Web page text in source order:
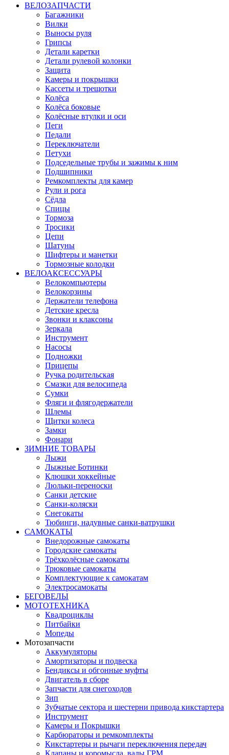
ВЕЛОЗАПЧАСТИ
Багажники
Вилки
Выносы руля
Грипсы
Детали каретки
Детали рулевой колонки
Защита
Камеры и покрышки
Кассеты и трещотки
Колёса
Колёса боковые
Колёсные втулки и оси
Пеги
Педали
Переключатели
Петухи
Подседельные трубы и зажимы к ним
Подшипники
Ремкомплекты для камер
Рули и рога
Сёдла
Спицы
Тормоза
Тросики
Цепи
Шатуны
Шифтеры и манетки
Тормозные колодки
ВЕЛОАКСЕССУАРЫ
Велокомпьютеры
Велокорзины
Держатели телефона
Детские кресла
Звонки и клаксоны
Зеркала
Инструмент
Насосы
Подножки
Прицепы
Ручка родительская
Смазки для велосипеда
Сумки
Фляги и флягодержатели
Шлемы
Щитки колеса
Замки
Фонари
ЗИМНИЕ ТОВАРЫ
Лыжи
Лыжные Ботинки
Клюшки хоккейные
Люльки-переноски
Санки детские
Санки-коляски
Снегокаты
Тюбинги, надувные санки-ватрушки
САМОКАТЫ
Внедорожные самокаты
Городские самокаты
Трёхколёсные самокаты
Трюковые самокаты
Комплектующие к самокатам
Электросамокаты
БЕГОВЕЛЫ
МОТОТЕХНИКА
Квадроциклы
Питбайки
Мопеды
Мотозапчасти
Аккумуляторы
Амортизаторы и подвеска
Бендиксы и обгонные муфты
Двигатель в сборе
Запчасти для снегоходов
Зип
Зубчатые сектора и шестерни привода кикстартера
Инструмент
Камеры и Покрышки
Карбюраторы и ремкомплекты
Кикстартеры и рычаги переключения передач
Клапаны и коромысла, валы ГРМ